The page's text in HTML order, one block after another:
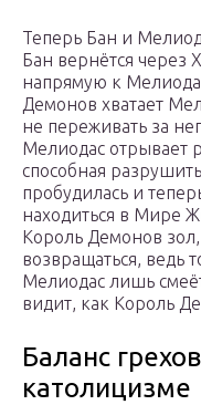
Теперь Бан и
Бан вернётся через
напрямую к
Демонов хватает
не переживать за
Мелиодас отрывает
способная
пробудилась и
находиться в Мире
Король Демонов
возвращаться, ведь
Мелиодас лишь
видит, как Король
Баланс
католицизме